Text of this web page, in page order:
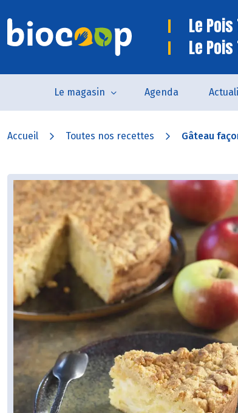
Le
Le
Le magasin Agenda
Accueil Toutes nos recettes Gâteau